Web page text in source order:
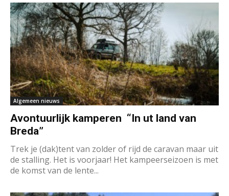
Algemeen nieuws
Avontuurlijk kamperen “In ut land van
Breda”
Trek je (dak)tent van zolder of rijd de caravan maar uit
de stalling. Het is voorjaar! Het kampeerseizoen is met
de komst van de lente...